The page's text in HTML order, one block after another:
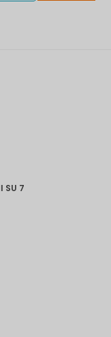
SU 7